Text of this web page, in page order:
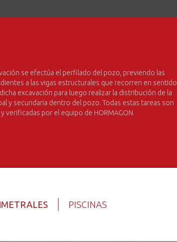
se efectúa el perfilado del pozo, previendo las
a las vigas estructurales que recorren en sentido
excavación para luego realizar la distribución de la
y secundaria dentro del pozo. Todas estas tareas son
verificadas por el equipo de HORMAGON.
PISCINAS